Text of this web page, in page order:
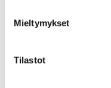
Mieltymykset
Tilastot